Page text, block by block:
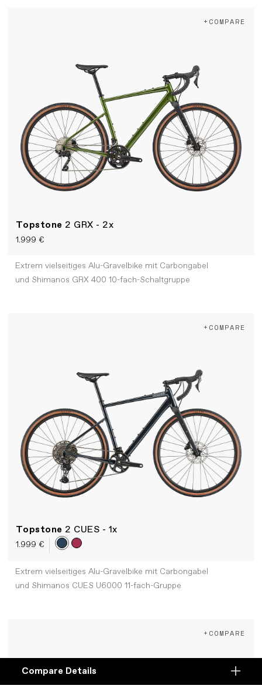
Compare
Compare Details
Topstone 2 GRX - 2x
1.999 €
+COMPARE
Extrem vielseitiges Alu-Gravelbike mit Carbongabel
und Shimanos GRX 400 10-fach-Schaltgruppe
Topstone 2 CUES - 1x
1.999 €
+COMPARE
Extrem vielseitiges Alu-Gravelbike mit Carbongabel
und Shimanos CUES U6000 11-fach-Gruppe
+COMPARE